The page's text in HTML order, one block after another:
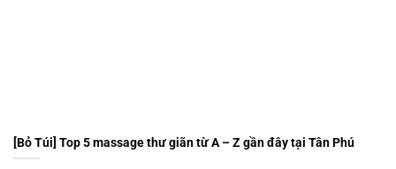
[Bỏ Túi] Top 5 massage thư giãn từ A – Z gần đây tại Tân Phú